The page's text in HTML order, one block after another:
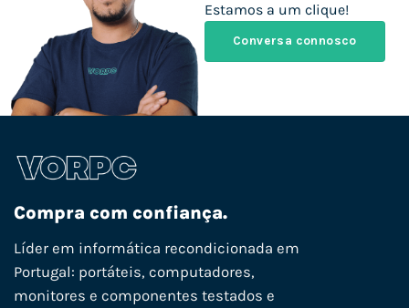
Estamos a um clique!
Conversa connosco
Compra com confiança.
Líder em informática recondicionada em
Portugal: portáteis, computadores,
monitores e componentes testados e